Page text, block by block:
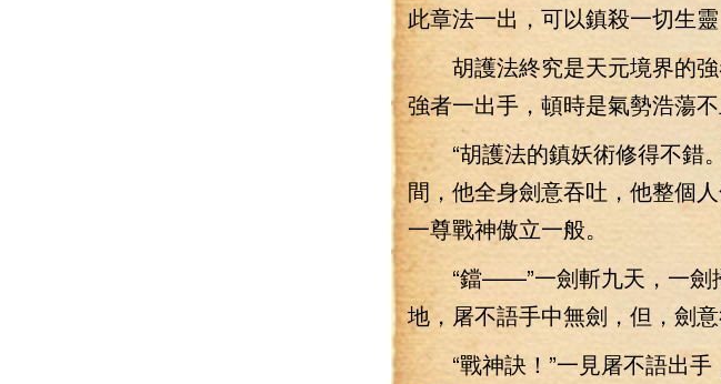
此章法一出，可以鎮殺一切生
胡護法終究是天元境界的強
強者一出手，頓時是氣勢浩蕩不
“胡護法的鎮妖術修得不錯。
間，他全身劍意吞吐，他整個
一尊戰神傲立一般。
“鐺——”一劍斬九天，一劍掃
地，屠不語手中無劍，但，劍意
“戰神訣！”一見屠不語出手